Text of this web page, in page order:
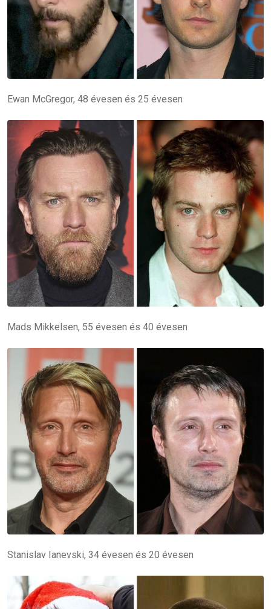
Ewan McGregor, 48 évesen és 25 évesen
Mads Mikkelsen, 55 évesen és 40 évesen
Stanislav Ianevski, 34 évesen és 20 évesen